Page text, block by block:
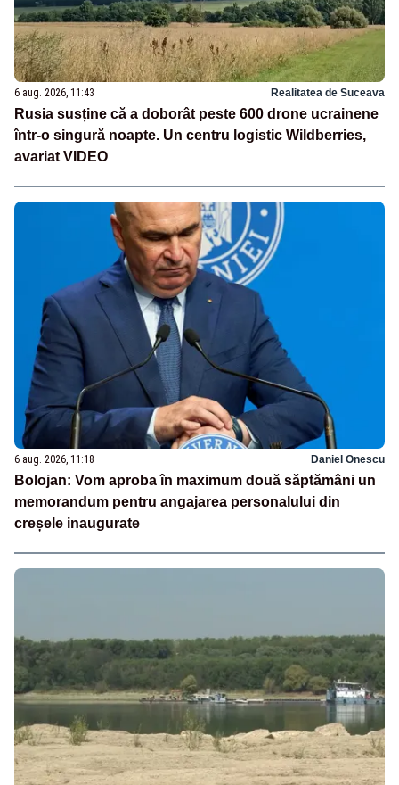
6 aug. 2026, 11:43 Realitatea de Suceava
Rusia susține că a doborât peste 600 drone ucrainene
într-o singură noapte. Un centru logistic Wildberries,
avariat VIDEO
6 aug. 2026, 11:18 Daniel Onescu
Bolojan: Vom aproba în maximum două săptămâni un
memorandum pentru angajarea personalului din
creșele inaugurate